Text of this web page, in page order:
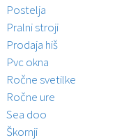
Postelja
Pralni stroji
Prodaja hiš
Pvc okna
Ročne svetilke
Ročne ure
Sea doo
Škornji